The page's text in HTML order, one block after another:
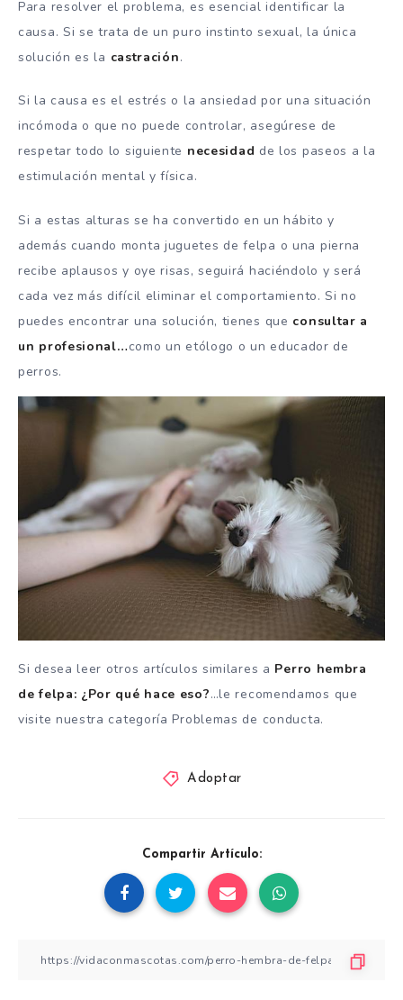
Para resolver el problema, es esencial identificar la
causa. Si se trata de un puro instinto sexual, la única
solución es la castración.
Si la causa es el estrés o la ansiedad por una situación
incómoda o que no puede controlar, asegúrese de
respetar todo lo siguiente necesidad de los paseos a la
estimulación mental y física.
Si a estas alturas se ha convertido en un hábito y
además cuando monta juguetes de felpa o una pierna
recibe aplausos y oye risas, seguirá haciéndolo y será
cada vez más difícil eliminar el comportamiento. Si no
puedes encontrar una solución, tienes que consultar a
un profesional…como un etólogo o un educador de
perros.
Si desea leer otros artículos similares a Perro hembra
de felpa: ¿Por qué hace eso?…le recomendamos que
visite nuestra categoría Problemas de conducta.
Adoptar
Compartir Artículo: